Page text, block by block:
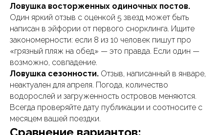
Ловушка восторженных одиночных постов.
Один яркий отзыв с оценкой 5 звезд может быть
написан в эйфории от первого снорклинга. Ищите
закономерности: если 8 из 10 человек пишут про
«грязный пляж на обед» — это правда. Если один —
возможно, совпадение.
Ловушка сезонности. Отзыв, написанный в январе,
неактуален для апреля. Погода, количество
водорослей и загруженность островов меняются.
Всегда проверяйте дату публикации и соотносите с
месяцем вашей поездки.